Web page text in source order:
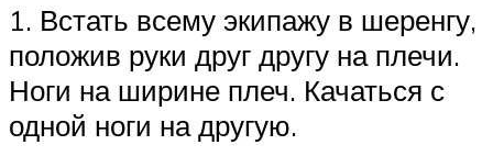
1. Встать всему экипажу в шеренгу,
положив руки друг другу на плечи.
Ноги на ширине плеч. Качаться с
одной ноги на другую.